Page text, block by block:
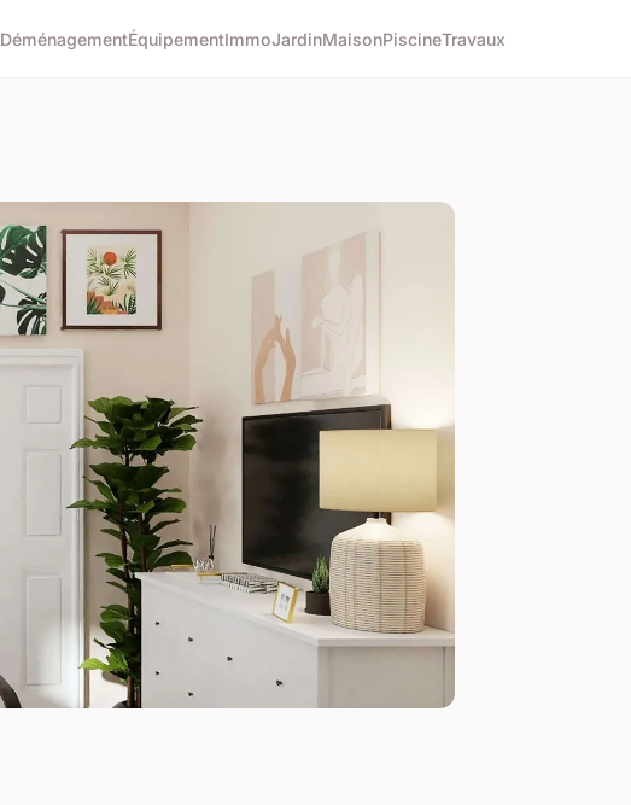
DéménagementÉquipementImmoJardinMaisonPiscineTravaux